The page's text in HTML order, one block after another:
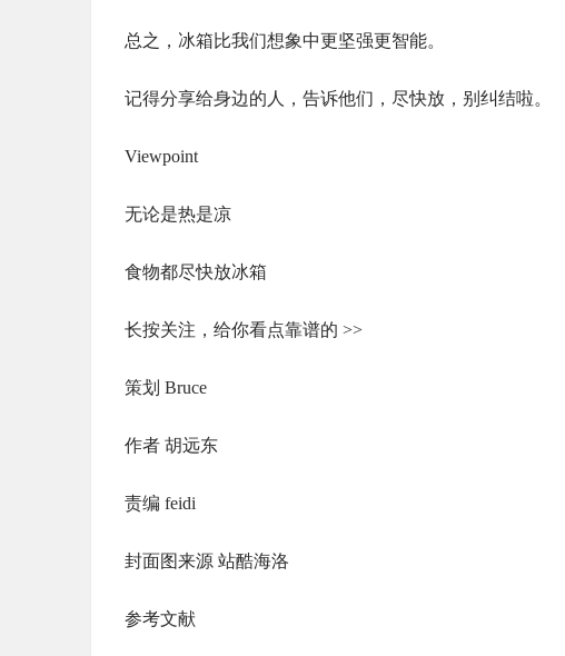
总之，冰箱比我们想象中更坚强更智能。
记得分享给身边的人，告诉他们，尽快放，别纠结啦。
Viewpoint
无论是热是凉
食物都尽快放冰箱
长按关注，给你看点靠谱的 >>
策划 Bruce
作者 胡远东
责编 feidi
封面图来源 站酷海洛
参考文献